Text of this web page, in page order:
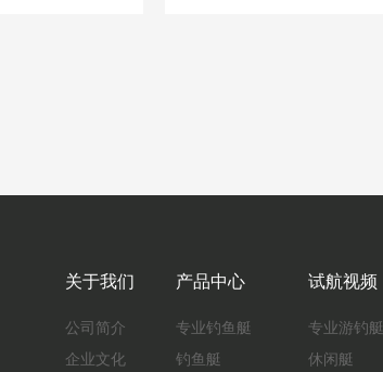
关于我们
公司简介
企业文化
产品中心
专业钓鱼艇
钓鱼艇
试航视频
专业游钓艇
休闲艇